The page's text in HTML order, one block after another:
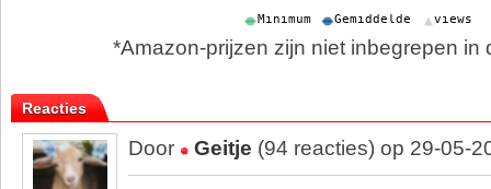
*Amazon-prijzen zijn niet inbegrepen in
Reacties
Door Geitje (94 reacties) op 29-05-